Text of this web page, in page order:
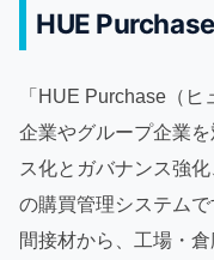
HUE
「HUE Purchase（
企業やグループ企業
ス化とガバナンス強
の購買管理システム
間接材から、工場・